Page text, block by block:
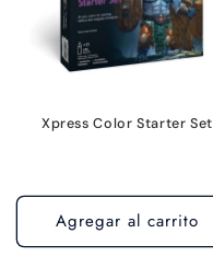
Xpress Color Starter Set
Agregar al carrito